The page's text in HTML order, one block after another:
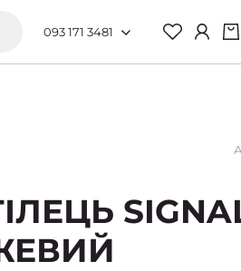
093 171 3481